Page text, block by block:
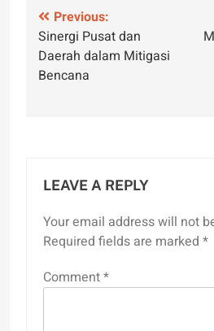
Post
navigation
Previous:
Sinergi Pusat dan
Daerah dalam Mitigasi
Bencana
LEAVE A REPLY
Your email address will not
Required fields are marked *
Comment*